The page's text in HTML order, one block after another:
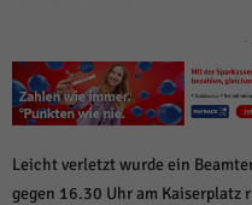
Leicht verletzt wurde ein
gegen 16.30 Uhr am
Inhalte von Videoplattformen und
standardmäßig blockiert. Wenn
werden, bedarf der Zugriff auf
mehr.
Cookie-
powered by Borlabs Cookie